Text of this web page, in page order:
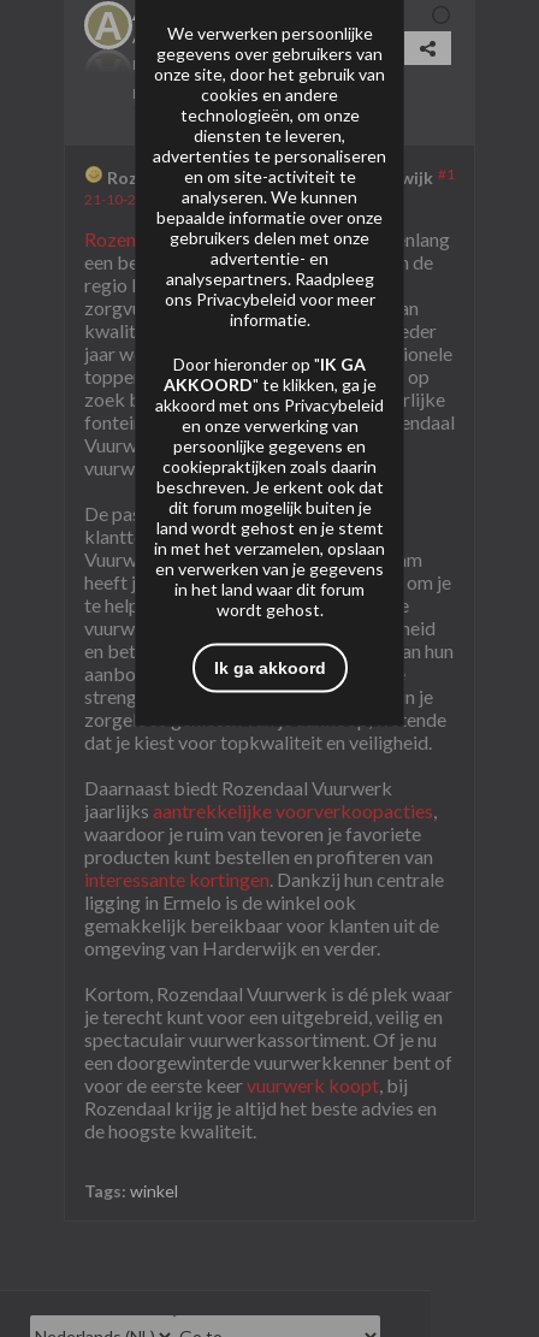
Auto Noob
AVP Lid
Lid sinds: 21-10-2024
Berichten:
1
#1
Rozendaal vuurwerk Ermelo / Harderwijk
21-10-2024, 01:16
Rozendaal Vuurwerk in Ermelois al jarenlang
een begrip voor vuurwerkliefhebbers in de
regio Ermelo en Harderwijk. Met een
zorgvuldig geselecteerd assortiment van
kwalitatief vuurwerk weet Rozendaal ieder
jaar weer te verrassen met zowel traditionele
toppers als de nieuwste trends. Of je nu op
zoek bent naar spectaculaire cakes, sierlijke
fonteinen of krachtige knallers, bij Rozendaal
Vuurwerk vind je altijd iets wat je
vuurwerkshow onvergetelijk maakt.
De passie voor vuurwerk en
klanttevredenheid staat bij Rozendaal
Vuurwerk centraal. Hun deskundige team
heeft jarenlange ervaring en staat klaar om je
te helpen bij het vinden van het perfecte
vuurwerk voor elke gelegenheid. Veiligheid
en betrouwbaarheid vormen de basis van hun
aanbod; al het vuurwerk voldoet aan de
strengste eisen en normen. Hierdoor kun je
zorgeloos genieten van je aankoop, wetende
dat je kiest voor topkwaliteit en veiligheid.
Daarnaast biedt Rozendaal Vuurwerk
jaarlijks aantrekkelijke voorverkoopacties,
waardoor je ruim van tevoren je favoriete
producten kunt bestellen en profiteren van
interessante kortingen. Dankzij hun centrale
ligging in Ermelo is de winkel ook
gemakkelijk bereikbaar voor klanten uit de
omgeving van Harderwijk en verder.
Kortom, Rozendaal Vuurwerk is dé plek waar
je terecht kunt voor een uitgebreid, veilig en
spectaculair vuurwerkassortiment. Of je nu
een doorgewinterde vuurwerkkenner bent of
voor de eerste keervuurwerk koopt, bij
Rozendaal krijg je altijd het beste advies en
de hoogste kwaliteit.
Tags: winkel
We verwerken persoonlijke
gegevens over gebruikers van
onze site, door het gebruik van
cookies en andere
technologieën, om onze
diensten te leveren,
advertenties te personaliseren
en om site-activiteit te
analyseren. We kunnen
bepaalde informatie over onze
gebruikers delen met onze
advertentie- en
analysepartners. Raadpleeg
ons Privacybeleid voor meer
informatie.
Door hieronder op "IK GA
AKKOORD" te klikken, ga je
akkoord met ons Privacybeleid
en onze verwerking van
persoonlijke gegevens en
cookiepraktijken zoals daarin
beschreven. Je erkent ook dat
dit forum mogelijk buiten je
land wordt gehost en je stemt
in met het verzamelen, opslaan
en verwerken van je gegevens
in het land waar dit forum
wordt gehost.
Ik ga akkoord